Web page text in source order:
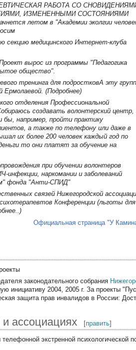
РАБОТА СО
ИЗМЕНЕННЫМИ СОСТОЯНИЯМИ
летом в "Академии эколгии
секцию медицинского Интернет-клуба
вырос из программы "Педагогика
общество".
тренинга для подростковА эту
(Подробнее)
отделения Профессиональной
создавать волонтерский центр,
например, пройти практику
а также по телефону или даже в
их более 200 человек каждый год по
то они платят за обучение на
при обучении волонтеров
наркомании и заболеваний
фонда "Анти-СПИД"
связей Нижегородской
Конференции (льготы для
Официальная страница "У
законодательного собрания
инициативу 2004, 2005 г. За проекты
защита прав инвалидов в России:
ассоциациях [править]
телефонной экстренной психологической